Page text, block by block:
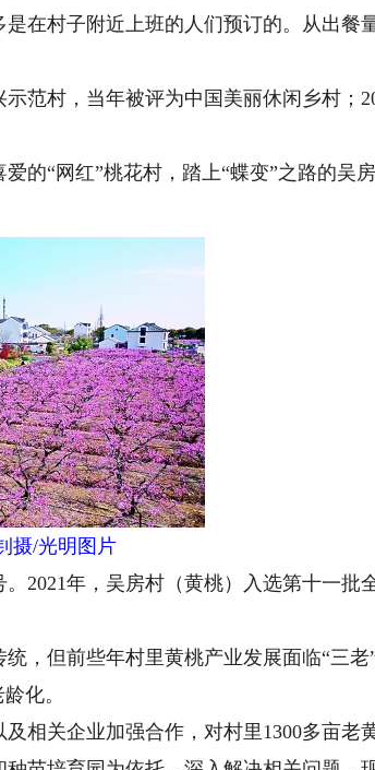
在村子附近上班的人们预订的。从出餐
范村，当年被评为中国美丽休闲乡村；
“网红”桃花村，踏上“蝶变”之路的吴房
摄/光明图片
年，吴房村（黄桃）入选第十一批
但前些年村里黄桃产业发展面临“三老
化。
关企业加强合作，对村里1300多亩老